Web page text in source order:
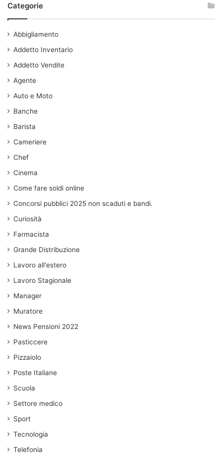
Categorie
Abbigliamento
Addetto Inventario
Addetto Vendite
Agente
Auto e Moto
Banche
Barista
Cameriere
Chef
Cinema
Come fare soldi online
Concorsi pubblici 2025 non scaduti e bandi.
Curiosità
Farmacista
Grande Distribuzione
Lavoro all'estero
Lavoro Stagionale
Manager
Muratore
News Pensioni 2022
Pasticcere
Pizzaiolo
Poste Italiane
Scuola
Settore medico
Sport
Tecnologia
Telefonia